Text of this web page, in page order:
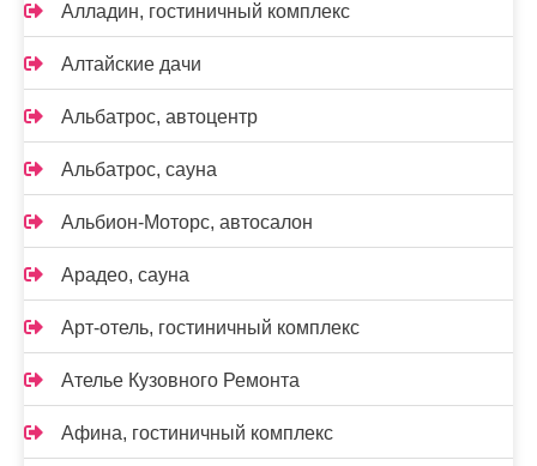
Алладин, гостиничный комплекс
Алтайские дачи
Альбатрос, автоцентр
Альбатрос, сауна
Альбион-Моторс, автосалон
Арадео, сауна
Арт-отель, гостиничный комплекс
Ателье Кузовного Ремонта
Афина, гостиничный комплекс